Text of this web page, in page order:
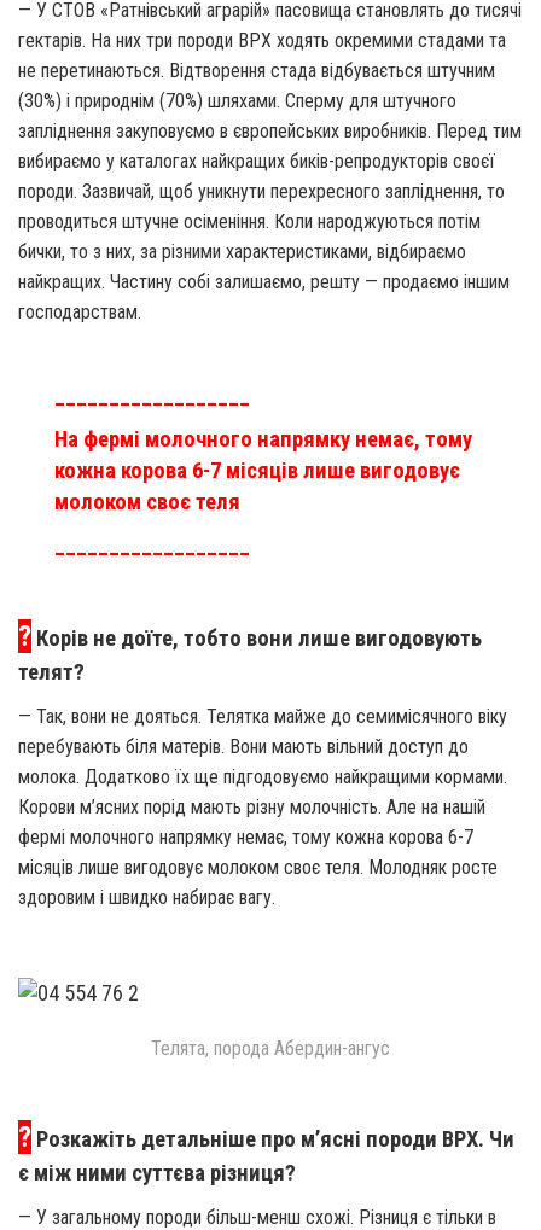
— У СТОВ «Ратнівський аграрій» пасовища становлять до тисячі
гектарів. На них три породи ВРХ ходять окремими стадами та
не перетинаються. Відтворення стада відбувається штучним
(30%) і природнім (70%) шляхами. Сперму для штучного
запліднення закуповуємо в європейських виробників. Перед тим
вибираємо у каталогах найкращих биків-репродукторів своєї
породи. Зазвичай, щоб уникнути перехресного запліднення, то
проводиться штучне осіменіння. Коли народжуються потім
бички, то з них, за різними характеристиками, відбираємо
найкращих. Частину собі залишаємо, решту — продаємо іншим
господарствам.
__________________
На фермі молочного напрямку немає, тому
кожна корова 6-7 місяців лише вигодовує
молоком своє теля
__________________
? Корів не доїте, тобто вони лише вигодовують
телят?
— Так, вони не дояться. Телятка майже до семимісячного віку
перебувають біля матерів. Вони мають вільний доступ до
молока. Додатково їх ще підгодовуємо найкращими кормами.
Корови м’ясних порід мають різну молочність. Але на нашій
фермі молочного напрямку немає, тому кожна корова 6-7
місяців лише вигодовує молоком своє теля. Молодняк росте
здоровим і швидко набирає вагу.
Телята, порода Абердин-ангус
? Розкажіть детальніше про м’ясні породи ВРХ. Чи
є між ними суттєва різниця?
— У загальному породи більш-менш схожі. Різниця є тільки в